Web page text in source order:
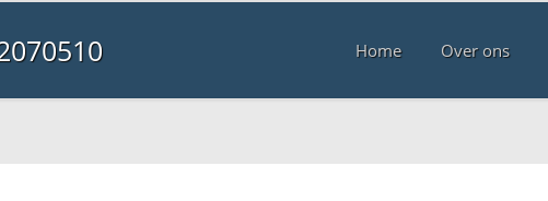
Home Over ons